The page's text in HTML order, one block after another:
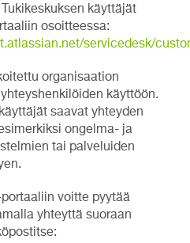
käyttäjät
osoitteessa:
servicedesk/
organisaation
käyttöön.
saavat yhteyden
ongelma- ja
tai palveluiden
voitte pyytää
yhteyttä suoraan